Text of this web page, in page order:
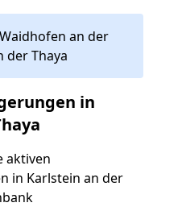
Waidhofen an der
der Thaya
in
aktiven
in Karlstein an der